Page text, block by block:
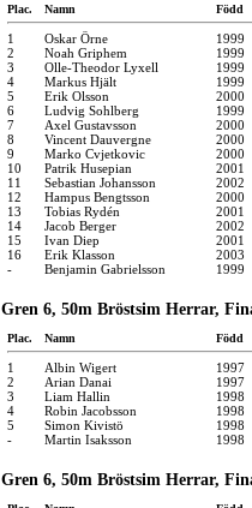
Plac. Namn Född
1 Oskar Örne
1999
2
Noah Griphem
1999
3
Olle-Theodor Lyxell
1999
4
Markus Hjält
1999
5
Erik Olsson
2000
6
Ludvig Sohlberg
1999
7
Axel Gustavsson
2000
8
Vincent Dauvergne
2000
9
Marko Cvjetkovic
2000
10
Patrik Husepian
2001
11
Sebastian Johansson
2002
12
Hampus Bengtsson
2000
13
Tobias Rydén
2001
14
Jacob Berger
2002
15
Ivan Diep
2001
16
Erik Klasson
2003
-
Benjamin Gabrielsson 1999
Gren 6, 50m Bröstsim Herrar,
Plac. Namn Född
1 Albin Wigert
1997
2
Arian Danai
1997
3
Liam Hallin
1998
4
Robin Jacobsson
1998
5
Simon Kivistö
1998
-
Martin Isaksson 1998
Gren 6, 50m Bröstsim Herrar,